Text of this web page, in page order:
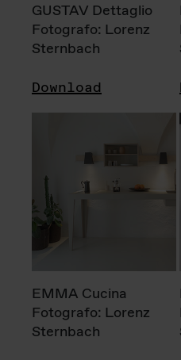
GUSTAV Dettaglio
Fotografo: Lorenz
Sternbach
Download
EMMA Cucina
Fotografo: Lorenz
Sternbach